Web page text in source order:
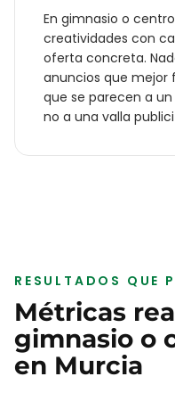
En gimnasio o
creatividades con
oferta concreta.
anuncios que mejor
que se parecen a
no a una valla
RESULTADOS QUE
Métricas
gimnasio o
en Murcia